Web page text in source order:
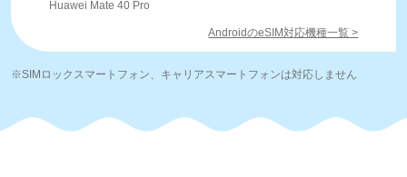
Huawei Mate 40 Pro
AndroidのeSIM対応機種一覧 >
※SIMロックスマートフォン、キャリアスマートフォンは対応しません